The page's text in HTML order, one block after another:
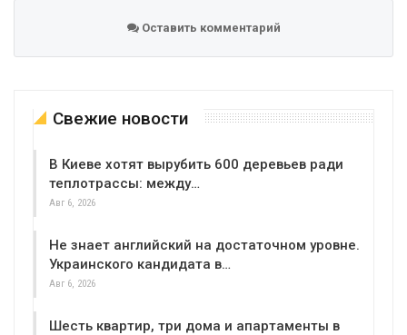
Оставить комментарий
Свежие новости
В Киеве хотят вырубить 600 деревьев ради
теплотрассы: между…
Авг 6, 2026
Не знает английский на достаточном уровне.
Украинского кандидата в…
Авг 6, 2026
Шесть квартир, три дома и апартаменты в